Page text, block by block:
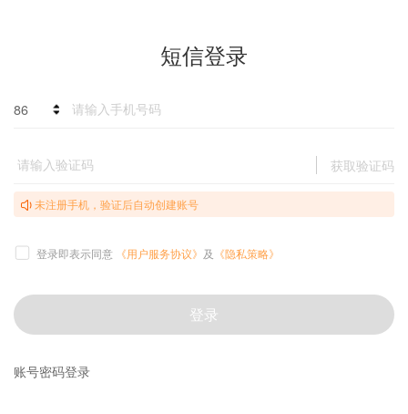
短信登录
86
获取验证码
未注册手机，验证后自动创建账号
登录即表示同意 《用户服务协议》 及 《隐私策略》
登录
账号密码登录